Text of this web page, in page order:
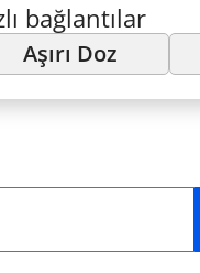
bağlantılar
Aşırı Doz